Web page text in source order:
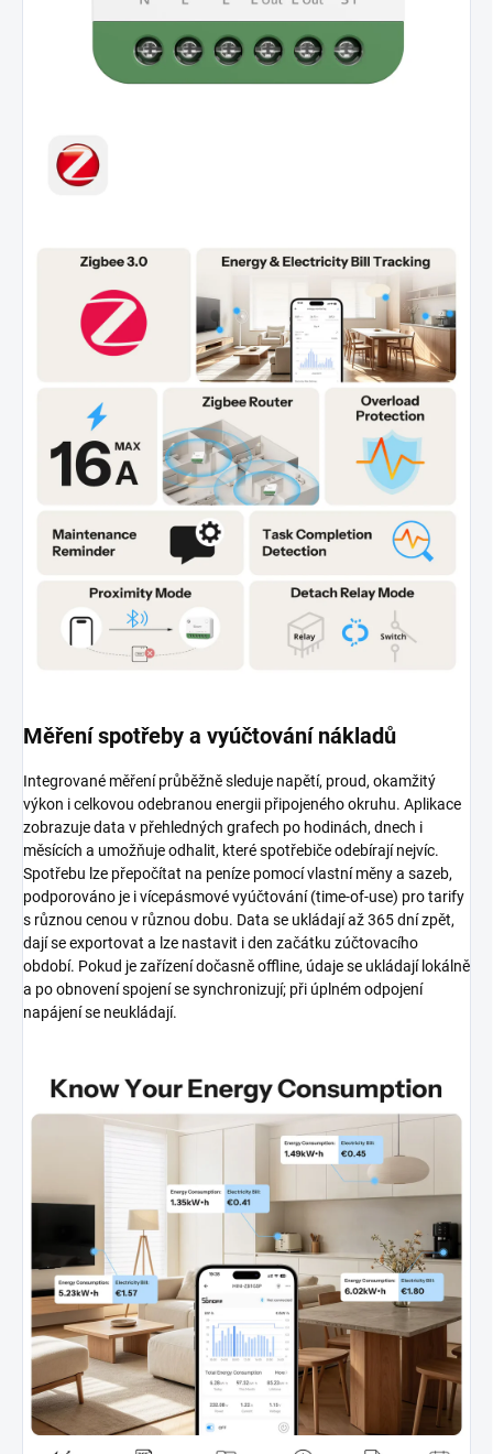
Měření spotřeby a vyúčtování nákladů
Integrované měření průběžně sleduje napětí, proud, okamžitý
výkon i celkovou odebranou energii připojeného okruhu. Aplikace
zobrazuje data v přehledných grafech po hodinách, dnech i
měsících a umožňuje odhalit, které spotřebiče odebírají nejvíc.
Spotřebu lze přepočítat na peníze pomocí vlastní měny a sazeb,
podporováno je i vícepásmové vyúčtování (time-of-use) pro tarify
s různou cenou v různou dobu. Data se ukládají až 365 dní zpět,
dají se exportovat a lze nastavit i den začátku zúčtovacího
období. Pokud je zařízení dočasně offline, údaje se ukládají lokálně
a po obnovení spojení se synchronizují; při úplném odpojení
napájení se neukládají.